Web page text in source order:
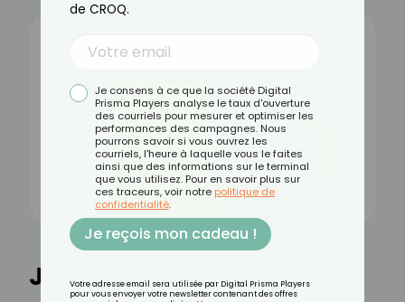
Jus de pomme : bienfaits,
de CROQ.
Je consens à ce que la société Digital
Prisma Players analyse le taux d'ouverture
des courriels pour mesurer et optimiser les
performances des campagnes. Nous
pourrons savoir si vous ouvrez les
courriels, l'heure à laquelle vous le faites
ainsi que des informations sur le terminal
que vous utilisez. Pour en savoir plus sur
ces traceurs, voir notre politique de
confidentialité.
Je reçois mon cadeau !
Votre adresse email sera utilisée par Digital Prisma Players
pour vous envoyer votre newsletter contenant des offres